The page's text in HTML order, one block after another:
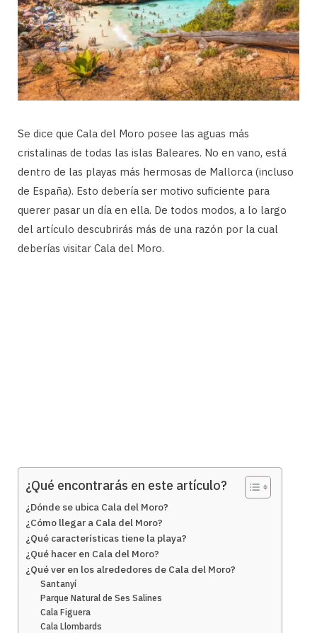
Se dice que Cala del Moro posee las aguas más
cristalinas de todas las islas Baleares. No en vano, está
dentro de las playas más hermosas de Mallorca (incluso
de España). Esto debería ser motivo suficiente para
querer pasar un día en ella. De todos modos, a lo largo
del artículo descubrirás más de una razón por la cual
deberías visitar Cala del Moro.
¿Qué encontrarás en este artículo?
¿Dónde se ubica Cala del Moro?
¿Cómo llegar a Cala del Moro?
¿Qué características tiene la playa?
¿Qué hacer en Cala del Moro?
¿Qué ver en los alrededores de Cala del Moro?
Santanyí
Parque Natural de Ses Salines
Cala Figuera
Cala Llombards